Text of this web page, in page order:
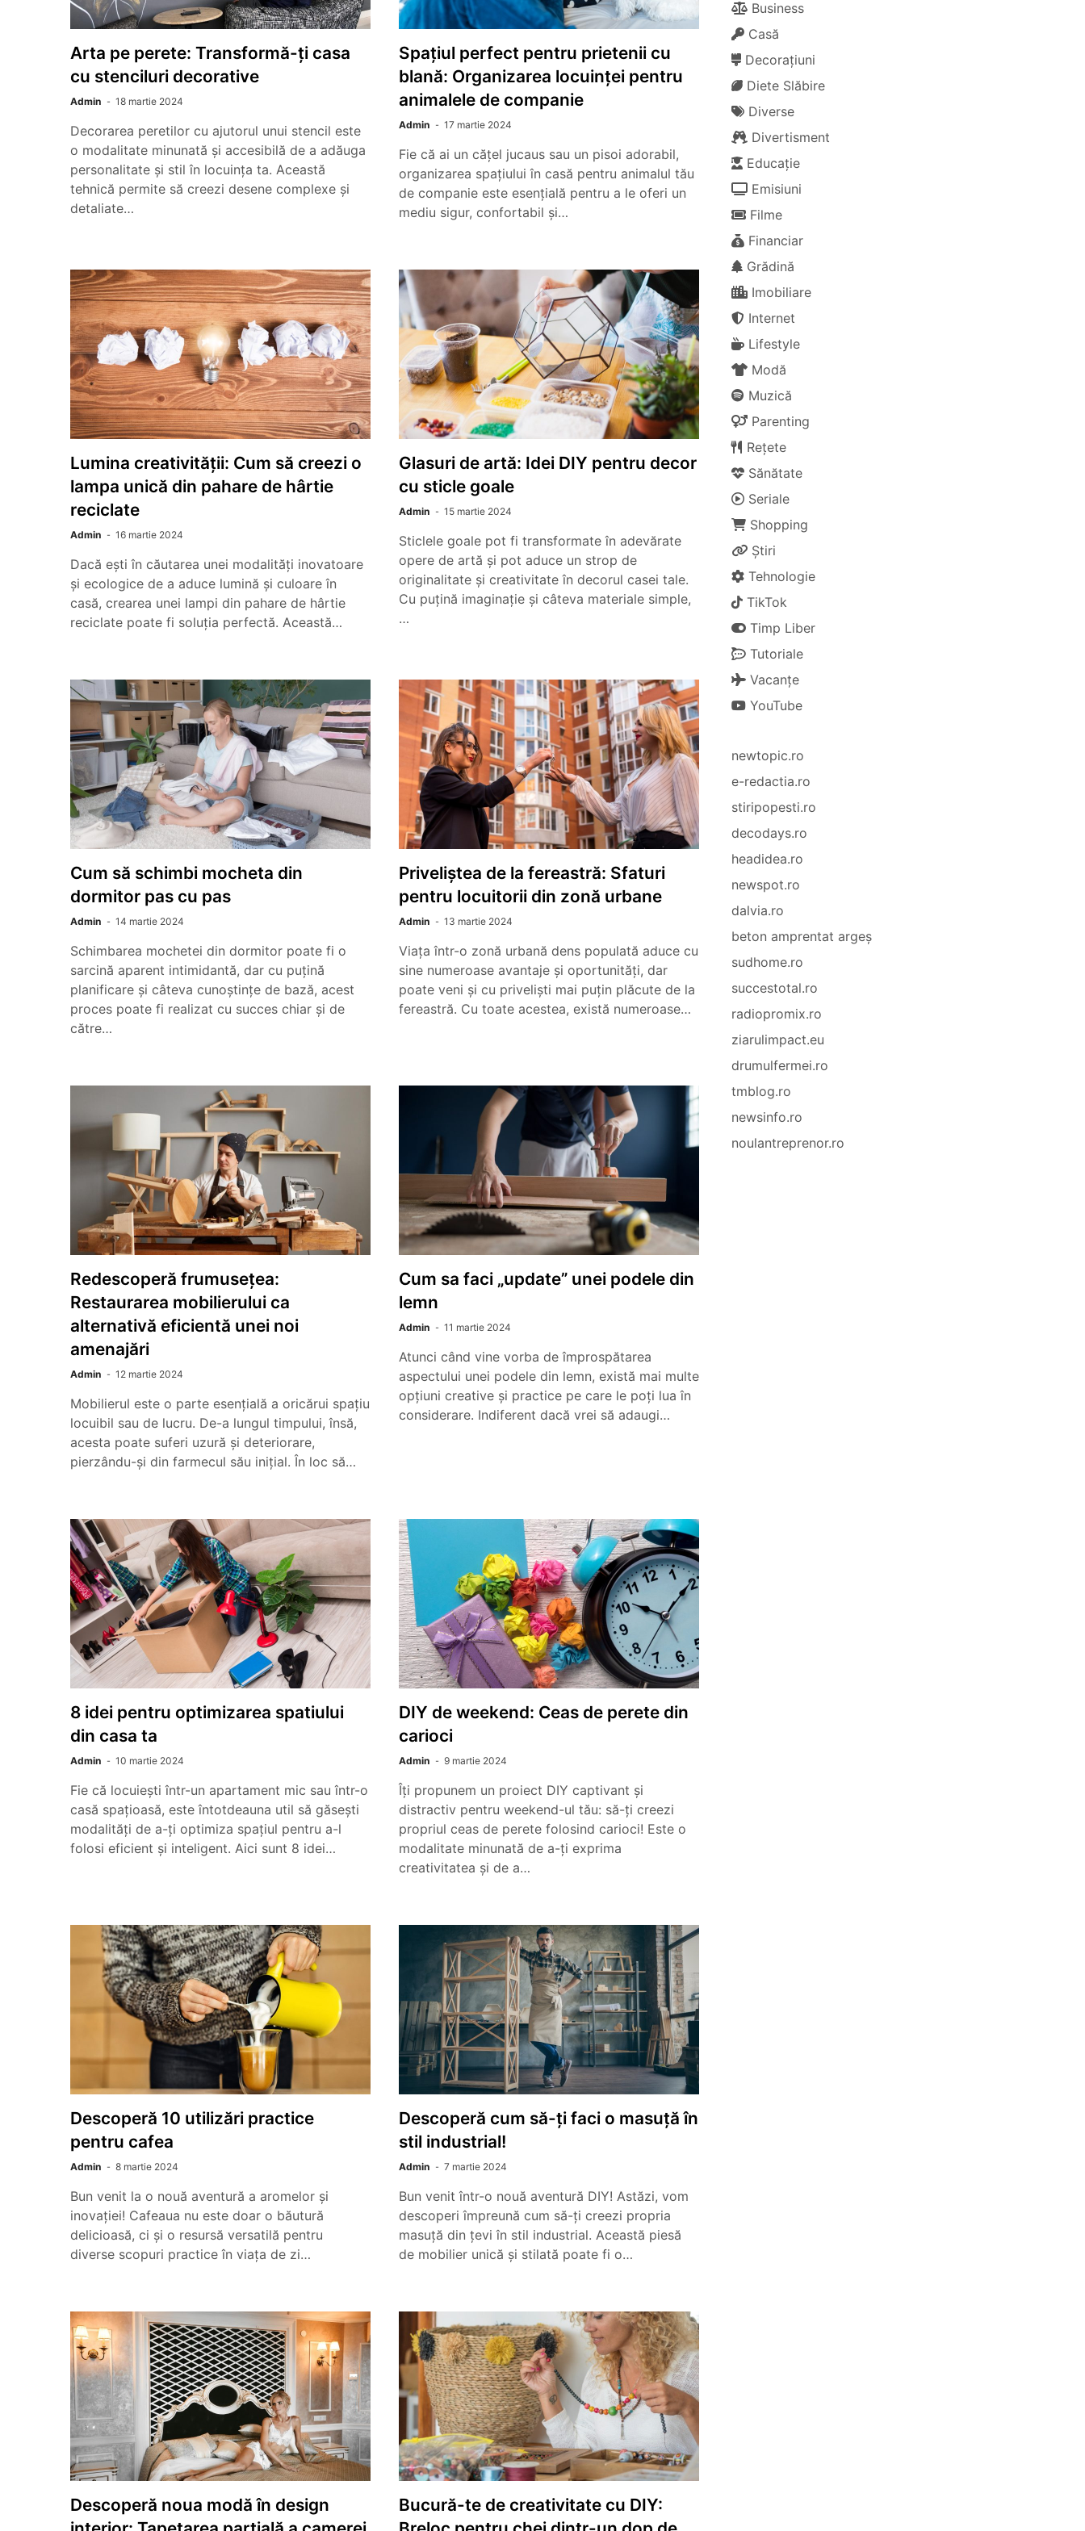
Arta pe perete: Transformă-ți casa
cu stenciluri decorative
Admin 18 martie 2024
Decorarea peretilor cu ajutorul unui stencil este
o modalitate minunată și accesibilă de a adăuga
personalitate și stil în locuința ta. Această
tehnică permite să creezi desene complexe și
detaliate…
Spațiul perfect pentru prietenii cu
blană: Organizarea locuinței pentru
animalele de companie
Admin 17 martie 2024
Fie că ai un cățel jucaus sau un pisoi adorabil,
organizarea spațiului în casă pentru animalul tău
de companie este esențială pentru a le oferi un
mediu sigur, confortabil și…
Lumina creativității: Cum să creezi o
lampa unică din pahare de hârtie
reciclate
Admin 16 martie 2024
Dacă ești în căutarea unei modalități inovatoare
și ecologice de a aduce lumină și culoare în
casă, crearea unei lampi din pahare de hârtie
reciclate poate fi soluția perfectă. Această…
Glasuri de artă: Idei DIY pentru decor
cu sticle goale
Admin 15 martie 2024
Sticlele goale pot fi transformate în adevărate
opere de artă și pot aduce un strop de
originalitate și creativitate în decorul casei tale.
Cu puțină imaginație și câteva materiale simple,
…
Cum să schimbi mocheta din
dormitor pas cu pas
Admin 14 martie 2024
Schimbarea mochetei din dormitor poate fi o
sarcină aparent intimidantă, dar cu puțină
planificare și câteva cunoștințe de bază, acest
proces poate fi realizat cu succes chiar și de
către…
Priveliștea de la fereastră: Sfaturi
pentru locuitorii din zonă urbane
Admin 13 martie 2024
Viața într-o zonă urbană dens populată aduce cu
sine numeroase avantaje și oportunități, dar
poate veni și cu priveliști mai puțin plăcute de la
fereastră. Cu toate acestea, există numeroase…
Redescoperă frumusețea:
Restaurarea mobilierului ca
alternativă eficientă unei noi
amenajări
Admin 12 martie 2024
Mobilierul este o parte esențială a oricărui spațiu
locuibil sau de lucru. De-a lungul timpului, însă,
acesta poate suferi uzură și deteriorare,
pierzându-și din farmecul său inițial. În loc să…
Cum sa faci „update” unei podele din
lemn
Admin 11 martie 2024
Atunci când vine vorba de împrospătarea
aspectului unei podele din lemn, există mai multe
opțiuni creative și practice pe care le poți lua în
considerare. Indiferent dacă vrei să adaugi…
8 idei pentru optimizarea spatiului
din casa ta
Admin 10 martie 2024
Fie că locuiești într-un apartament mic sau într-o
casă spațioasă, este întotdeauna util să găsești
modalități de a-ți optimiza spațiul pentru a-l
folosi eficient și inteligent. Aici sunt 8 idei…
DIY de weekend: Ceas de perete din
carioci
Admin 9 martie 2024
Îți propunem un proiect DIY captivant și
distractiv pentru weekend-ul tău: să-ți creezi
propriul ceas de perete folosind carioci! Este o
modalitate minunată de a-ți exprima
creativitatea și de a…
Descoperă 10 utilizări practice
pentru cafea
Admin 8 martie 2024
Bun venit la o nouă aventură a aromelor și
inovației! Cafeaua nu este doar o băutură
delicioasă, ci și o resursă versatilă pentru
diverse scopuri practice în viața de zi…
Descoperă cum să-ți faci o masuță în
stil industrial!
Admin 7 martie 2024
Bun venit într-o nouă aventură DIY! Astăzi, vom
descoperi împreună cum să-ți creezi propria
masuță din țevi în stil industrial. Această piesă
de mobilier unică și stilată poate fi o…
Descoperă noua modă în design
Bucură-te de creativitate cu DIY:
Business
Casă
Decorațiuni
Diete Slăbire
Diverse
Divertisment
Educație
Emisiuni
Filme
Financiar
Grădină
Imobiliare
Internet
Lifestyle
Modă
Muzică
Parenting
Rețete
Sănătate
Seriale
Shopping
Știri
Tehnologie
TikTok
Timp Liber
Tutoriale
Vacanțe
YouTube
newtopic.ro
e-redactia.ro
stiripopesti.ro
decodays.ro
headidea.ro
newspot.ro
dalvia.ro
beton amprentat argeș
sudhome.ro
succestotal.ro
radiopromix.ro
ziarulimpact.eu
drumulfermei.ro
tmblog.ro
newsinfo.ro
noulantreprenor.ro